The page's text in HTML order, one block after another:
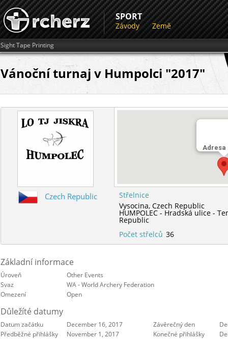
SPORT
Závody Země
Sight Tape Printing
Vánoční turnaj v Humpolci "2017"
Adresa
Czech Republic
Střelnice
Vysocina,Czech Republic
HUMPOLEC - Hradská ulice -
Republic
Počet střelců 36
Základní informace
Úroveň
Other Events
Svaz
WA - World Archery Federation
Omezení
Open
Důležíté datumy
Datum začátku December 16, 2017 Závěrečný den
Předběžné přihlášky
November 1, 2017 Konečné přihlášky